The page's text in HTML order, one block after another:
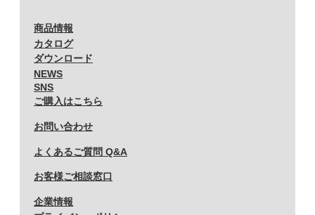
商品情報
カタログ
ダウンロード
NEWS
SNS
ご購入はこちら
お問い合わせ
よくあるご質問 Q&A
お客様ご相談窓口
企業情報